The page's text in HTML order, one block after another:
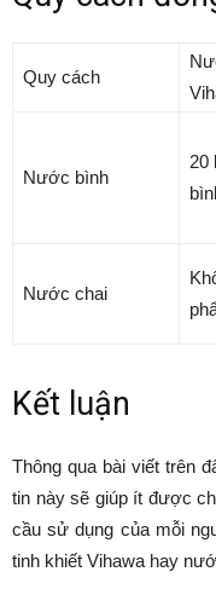
Quy cách
Nước bình
20
Nước chai
Kết luận
Thông qua bài viết trên
tin này sẽ giúp ít được
cầu sử dụng của mỗi
tinh khiết Vihawa hay